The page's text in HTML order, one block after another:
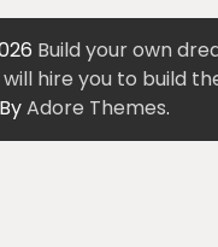
Build your own
hire you to build
Adore Themes.